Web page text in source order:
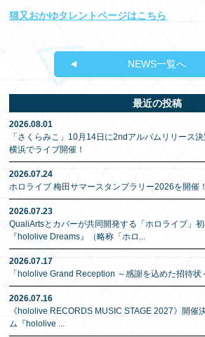
猫又おかゆタレントページはこちら
NEWS一覧へ
最近の投稿
2026.08.01
「さくらみこ」10月14日に2ndアルバムリリース
横浜でライブ開催！
2026.07.24
ホロライブ 梅田サマースタンプラリー2026を開催！
2026.07.23
QualiArtsとカバーが共同開発する「ホロライブ」
『hololive Dreams』（略称「ホロ ...
2026.07.17
「hololive Grand Reception ～感謝を込めた招待状
2026.07.16
《hololive RECORDS MUSIC STAGE 2027》開催
ム『hololive ...